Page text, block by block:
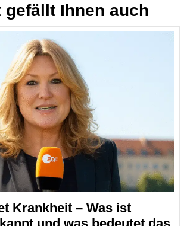
Ihnen auch
Krankheit – Was ist